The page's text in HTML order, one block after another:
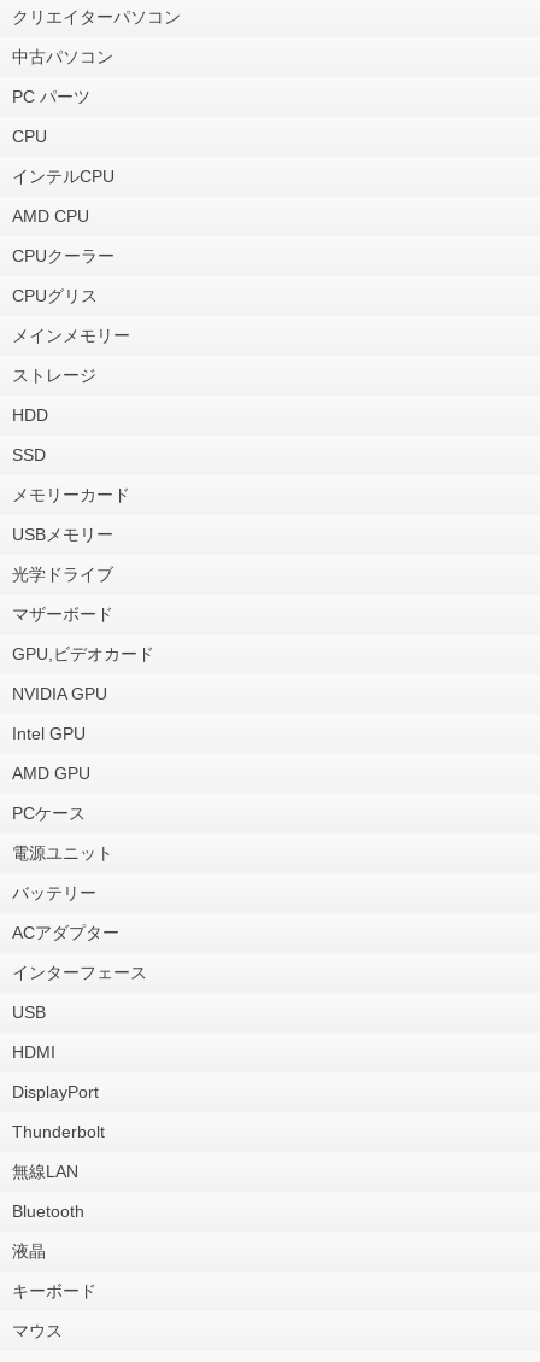
クリエイターパソコン
中古パソコン
PC パーツ
CPU
インテルCPU
AMD CPU
CPUクーラー
CPUグリス
メインメモリー
ストレージ
HDD
SSD
メモリーカード
USBメモリー
光学ドライブ
マザーボード
GPU,ビデオカード
NVIDIA GPU
Intel GPU
AMD GPU
PCケース
電源ユニット
バッテリー
ACアダプター
インターフェース
USB
HDMI
DisplayPort
Thunderbolt
無線LAN
Bluetooth
液晶
キーボード
マウス